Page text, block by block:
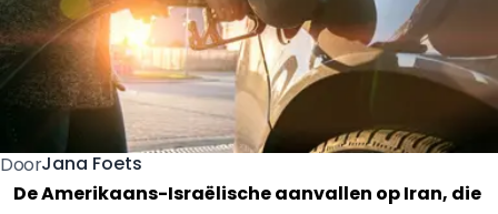
DoorJana Foets
De Amerikaans-Israëlische aanvallen op Iran, die